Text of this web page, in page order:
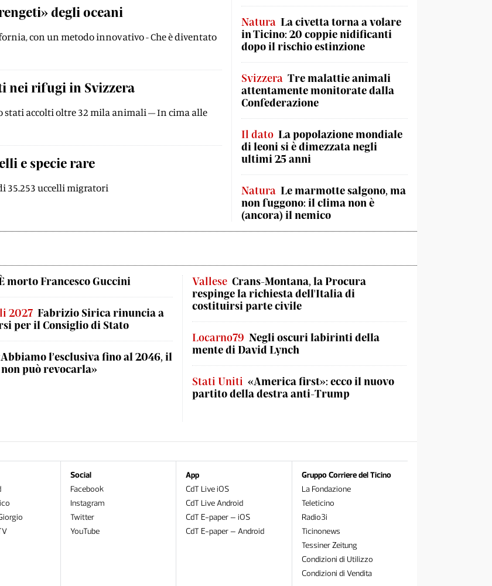
degli oceani
con un metodo innovativo - Che è diventato
nei rifugi in Svizzera
stati accolti oltre 32 mila animali – In cima alle
e specie rare
35.253 uccelli migratori
Natura La civetta torna a volare
in Ticino: 20 coppie nidificanti
dopo il rischio estinzione
Svizzera Tre malattie animali
attentamente monitorate dalla
Confederazione
Il dato La popolazione mondiale
di leoni si è dimezzata negli
ultimi 25 anni
Natura Le marmotte salgono, ma
non fuggono: il clima non è
(ancora) il nemico
morto Francesco Guccini
2027 Fabrizio Sirica rinuncia a
per il Consiglio di Stato
l’esclusiva fino al 2046, il
può revocarla»
Vallese Crans-Montana, la Procura
respinge la richiesta dell'Italia di
costituirsi parte civile
Locarno79 Negli oscuri labirinti della
mente di David Lynch
Stati Uniti «America first»: ecco il nuovo
partito della destra anti-Trump
Social
Facebook
Instagram
Twitter
YouTube
App
CdT Live iOS
CdT Live Android
CdT E-paper – iOS
CdT E-paper – Android
Gruppo Corriere del Ticino
La Fondazione
Teleticino
Radio3i
Ticinonews
Tessiner Zeitung
Condizioni di Utilizzo
Condizioni di Vendita